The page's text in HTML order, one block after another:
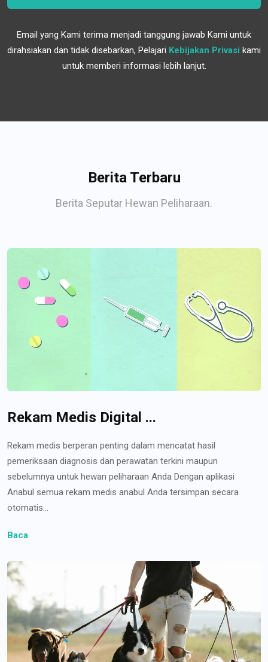
Email yang Kami terima menjadi tanggung jawab Kami untuk
dirahsiakan dan tidak disebarkan, Pelajari Kebijakan Privasi kami
untuk memberi informasi lebih lanjut.
Berita Terbaru
Berita Seputar Hewan Peliharaan.
Rekam Medis Digital ...
Rekam medis berperan penting dalam mencatat hasil
pemeriksaan diagnosis dan perawatan terkini maupun
sebelumnya untuk hewan peliharaan Anda Dengan aplikasi
Anabul semua rekam medis anabul Anda tersimpan secara
otomatis...
Baca